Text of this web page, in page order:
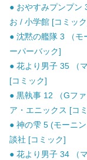
● おやすみプンプン
お / 小学館 [コミッ
● 沈黙の艦隊 3 （モ
ーパーバック]
● 花より男子 35 （
[コミック]
● 黒執事 12 （Gフ
ア・エニックス [コ
● 神の雫 5 (モーニ
談社 [コミック]
● 花より男子 34 （